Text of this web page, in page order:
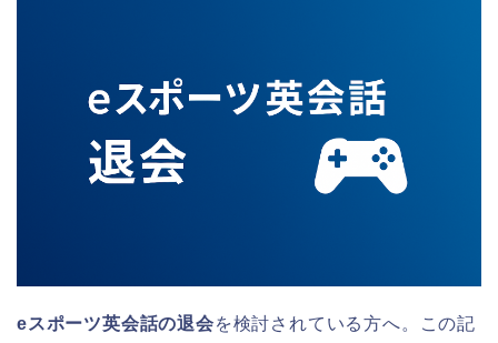
eスポーツ英会話の退会を検討されている方へ。この記